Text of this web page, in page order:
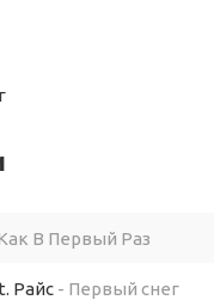
В Первый Раз
Райс - Первый снег